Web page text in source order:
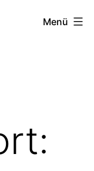
Menü